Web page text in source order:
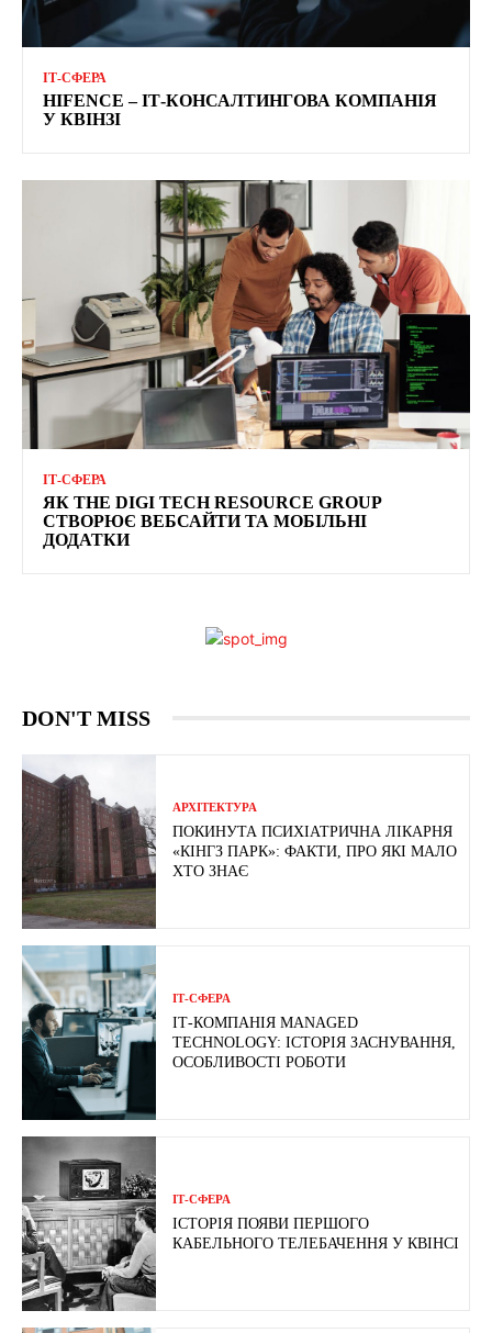
ІТ-СФЕРА
HIFENCE – ІТ-КОНСАЛТИНГОВА КОМПАНІЯ
У КВІНЗІ
ІТ-СФЕРА
ЯК THE DIGI TECH RESOURCE GROUP
СТВОРЮЄ ВЕБСАЙТИ ТА МОБІЛЬНІ
ДОДАТКИ
DON'T MISS
АРХІТЕКТУРА
ПОКИНУТА ПСИХІАТРИЧНА ЛІКАРНЯ
«КІНГЗ ПАРК»: ФАКТИ, ПРО ЯКІ МАЛО
ХТО ЗНАЄ
ІТ-СФЕРА
ІТ-КОМПАНІЯ MANAGED
TECHNOLOGY: ІСТОРІЯ ЗАСНУВАННЯ,
ОСОБЛИВОСТІ РОБОТИ
ІТ-СФЕРА
ІСТОРІЯ ПОЯВИ ПЕРШОГО
КАБЕЛЬНОГО ТЕЛЕБАЧЕННЯ У КВІНСІ